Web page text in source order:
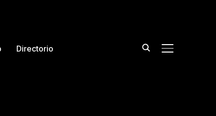
TOGGLE DE
Directorio